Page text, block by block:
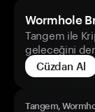
Wormhole
Tangem ile
geleceğini
Cüzdan Al
Tangem,